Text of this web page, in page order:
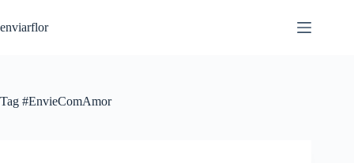
k
c
enviarflor
Tag #EnvieComAmor